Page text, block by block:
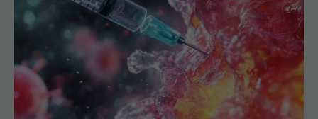
Injecția care elimină tumorile rezistente la
chimioterapie. Cum funcționează noul tratament